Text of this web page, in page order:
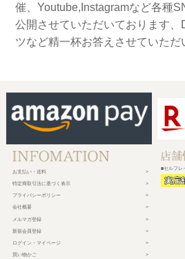
催、Youtube,Instagramなど各種
公開させていただいております、
ツなど精一杯お答えさせていただ
お支払い・送料
特定商取引法に基づく表示
プライバシーポリシー
会社概要
メルマガ登録
新規会員登録
ログイン・マイページ
買い物かご
■セルフレ